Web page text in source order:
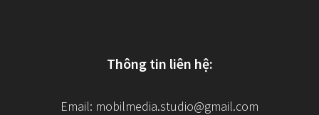
Thông tin liên hệ:
Email: mobilmedia.studio@gmail.com